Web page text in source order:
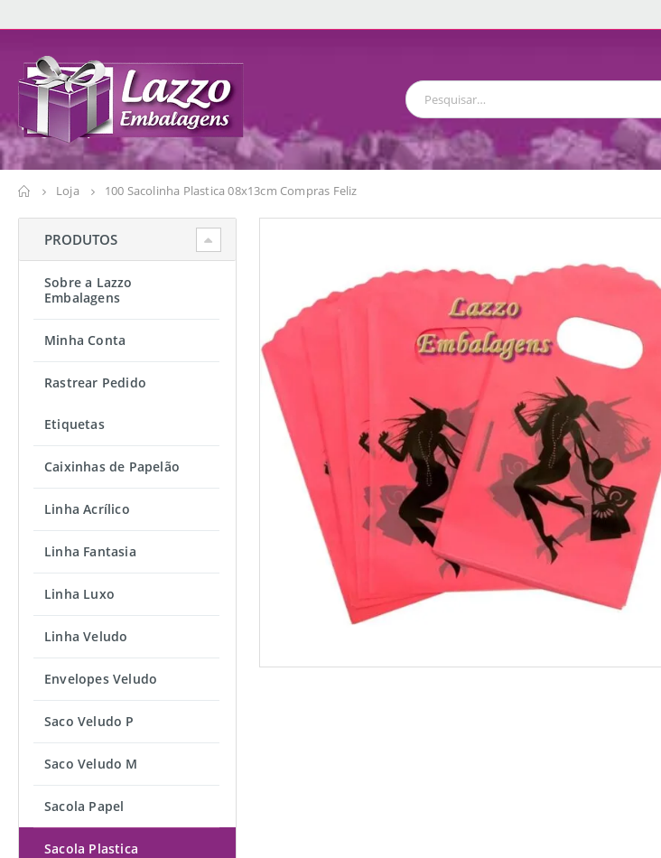
Loja 100 Sacolinha Plastica 08x13cm Compras Feliz
PRODUTOS
Sobre a Lazzo
Embalagens
Minha Conta
Rastrear Pedido
Etiquetas
Caixinhas de Papelão
Linha Acrílico
Linha Fantasia
Linha Luxo
Linha Veludo
Envelopes Veludo
Saco Veludo P
Saco Veludo M
Sacola Papel
Sacola Plastica